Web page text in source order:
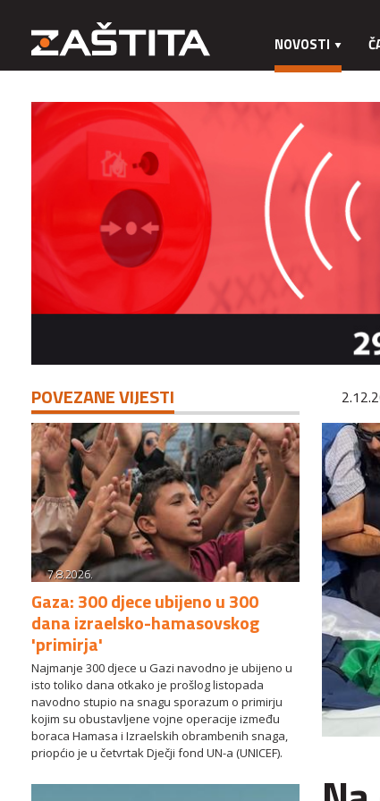
NOVOSTI
POVEZANE VIJESTI
7.8.2026.
Gaza: 300 djece ubijeno u 300
dana izraelsko-hamasovskog
'primirja'
Najmanje 300 djece u Gazi navodno je ubijeno u
isto toliko dana otkako je prošlog listopada
navodno stupio na snagu sporazum o primirju
kojim su obustavljene vojne operacije između
boraca Hamasa i Izraelskih obrambenih snaga,
priopćio je u četvrtak Dječji fond UN-a (UNICEF).